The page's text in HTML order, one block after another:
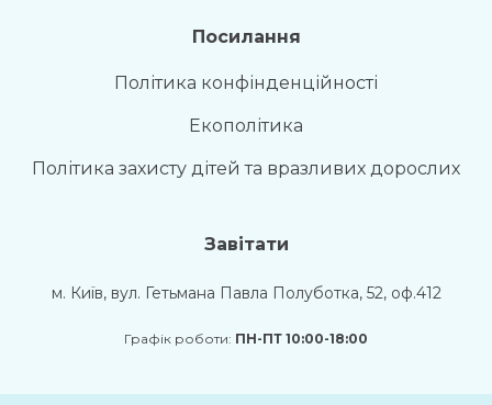
Посилання
Політика конфінденційності
Екополітика
Політика захисту дітей та вразливих дорослих
Завітати
м. Київ, вул. Гетьмана Павла Полуботка, 52, оф.412
Графік роботи: ПН-ПТ 10:00-18:00